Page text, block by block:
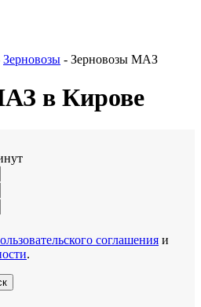
Зерновозы - Зерновозы МАЗ
в Кирове
соглашения и
.